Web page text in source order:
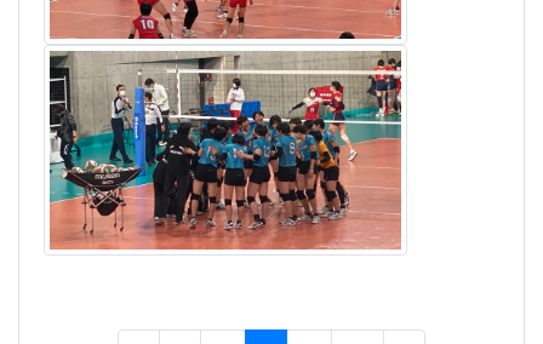
トップページ
校長室
« 1 ... 8 ... 10 »